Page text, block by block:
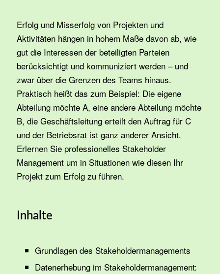
Erfolg und Misserfolg von Projekten und
Aktivitäten hängen in hohem Maße davon ab, wie
gut die Interessen der beteiligten Parteien
berücksichtigt und kommuniziert werden – und
zwar über die Grenzen des Teams hinaus.
Praktisch heißt das zum Beispiel: Die eigene
Abteilung möchte A, eine andere Abteilung möchte
B, die Geschäftsleitung erteilt den Auftrag für C
und der Betriebsrat ist ganz anderer Ansicht.
Erlernen Sie professionelles Stakeholder
Management um in Situationen wie diesen Ihr
Projekt zum Erfolg zu führen.
Inhalte
Grundlagen des Stakeholdermanagements
Datenerhebung im Stakeholdermanagement: